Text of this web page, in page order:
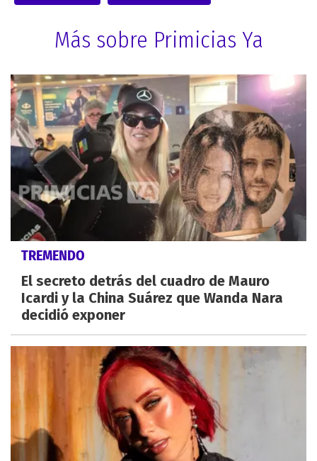
Más sobre Primicias Ya
TREMENDO
El secreto detrás del cuadro de Mauro
Icardi y la China Suárez que Wanda Nara
decidió exponer